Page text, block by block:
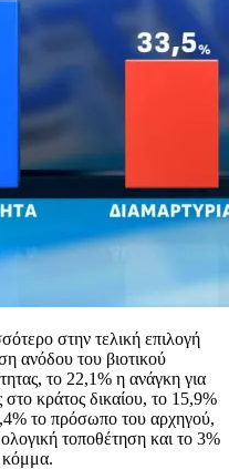
στην τελική επιλογή
ανόδου του βιοτικού
το 22,1% η ανάγκη για
κράτος δικαίου, το 15,9%
το πρόσωπο του αρχηγού,
τοποθέτηση και το 3%
κόμμα.